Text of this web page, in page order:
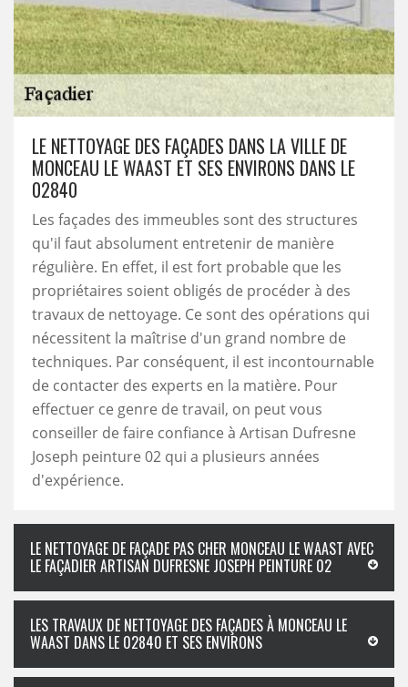
LE NETTOYAGE DES FAÇADES DANS LA VILLE DE
MONCEAU LE WAAST ET SES ENVIRONS DANS LE
02840
Les façades des immeubles sont des structures
qu'il faut absolument entretenir de manière
régulière. En effet, il est fort probable que les
propriétaires soient obligés de procéder à des
travaux de nettoyage. Ce sont des opérations qui
nécessitent la maîtrise d'un grand nombre de
techniques. Par conséquent, il est incontournable
de contacter des experts en la matière. Pour
effectuer ce genre de travail, on peut vous
conseiller de faire confiance à Artisan Dufresne
Joseph peinture 02 qui a plusieurs années
d'expérience.
LE NETTOYAGE DE FAÇADE PAS CHER MONCEAU LE WAAST AVEC
LE FAÇADIER ARTISAN DUFRESNE JOSEPH PEINTURE 02
LES TRAVAUX DE NETTOYAGE DES FAÇADES À MONCEAU LE
WAAST DANS LE 02840 ET SES ENVIRONS